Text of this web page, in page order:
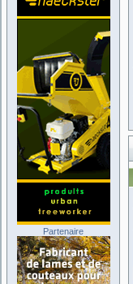
Partenaire